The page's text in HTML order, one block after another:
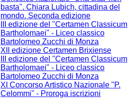
basta". Chiara Lubich, cittadina del
mondo. Seconda edizione
III edizione del "Certamen Classicum
Bartholomaei" - Liceo classico
Bartolomeo Zucchi di Monza
XII edizione Certamen Brixiense
III edizione del "Certamen Classicum
Bartholomaei" - Liceo classico
Bartolomeo Zucchi di Monza
XI Concorso Artistico Nazionale "P.
Celommi" - Proroga iscrizioni